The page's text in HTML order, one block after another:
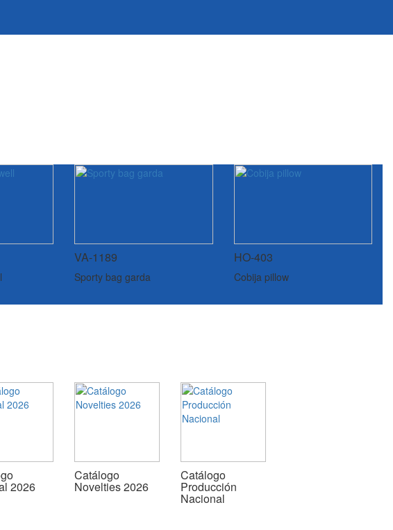
VA-1189
Sporty bag garda
HO-403
Cobija pillow
2026
Catálogo
Novelties 2026
Catálogo
Producción
Nacional